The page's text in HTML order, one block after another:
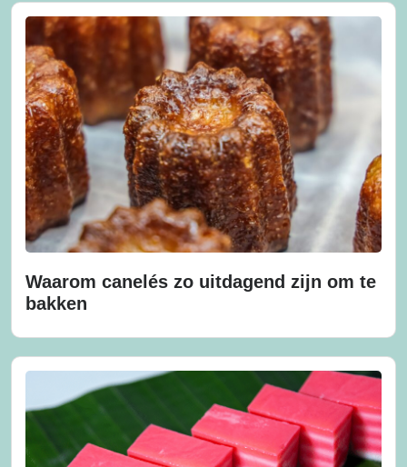
Waarom canelés zo uitdagend zijn om te
bakken